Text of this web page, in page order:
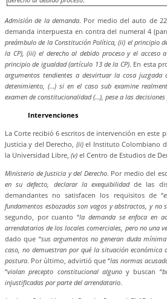
Admisión de la demanda. Por medio del auto de
demanda interpuesta en contra del numeral 4
preámbulo de la Constitución Política, (ii) el principio
la CP), (iii) el derecho al debido proceso y el
principio de igualdad (artículo 13 de la CP). En esta
argumentos tendientes a desvirtuar la cosa
detenimiento, (…) si en el caso sub examine
examen de constitucionalidad (…), pese a las
Intervenciones
La Corte recibió 6 escritos de intervención en este
Justicia y del Derecho, (ii)el Instituto Colombiano
la Universidad Libre, (v) el Centro de Estudios de
Ministerio de Justicia y del Derecho. Por medio del
en su defecto, declarar la exequibilidadde las
demandantes no satisfacen los requisitos de “
fundamentos esbozados son vagos y abstractos, y no
segundo, por cuanto “la demanda se enfoca en
arrendatarios de los locales comerciales, pero no una
dado que “sus argumentos no generan duda
caso, no demuestran por qué la situación
postura. Por último, advirtió que “las normas
“violan precepto constitucional algunoy buscan “
injustificadas por parte del arrendatario.